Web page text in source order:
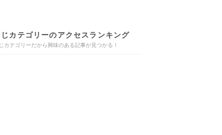
カテゴリーのアクセスランキング
カテゴリーだから興味のある記事が見つかる！